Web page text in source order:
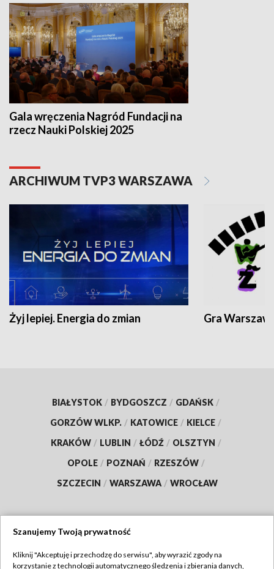
Gala wręczenia Nagród Fundacji na
rzecz Nauki Polskiej 2025
ARCHIWUM TVP3 WARSZAWA
Żyj lepiej. Energia do zmian Gra
BIAŁYSTOK / BYDGOSZCZ / GDAŃSK /
GORZÓW WLKP. / KATOWICE / KIELCE /
KRAKÓW / LUBLIN / ŁÓDŹ / OLSZTYN /
OPOLE / POZNAŃ / RZESZÓW /
SZCZECIN / WARSZAWA / WROCŁAW
Szanujemy Twoją prywatność
Kliknij "Akceptuję i przechodzę do serwisu", aby wyrazić zgody na
korzystanie z technologii automatycznego śledzenia i zbierania danych,